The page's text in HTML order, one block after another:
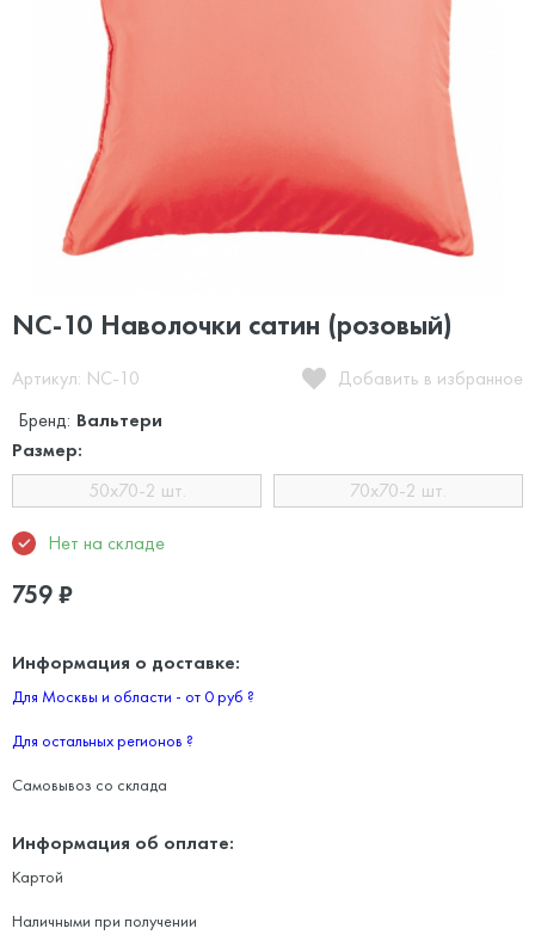
NC-10 Наволочки сатин (розовый)
Артикул: NC-10
Добавить в избранное
Бренд: Вальтери
Размер:
50x70-2 шт.
70x70-2 шт.
Нет на складе
759₽
Информация о доставке:
Для Москвы и области - от 0 руб ?
Для остальных регионов ?
Самовывоз со склада
Информация об оплате:
Картой
Наличными при получении